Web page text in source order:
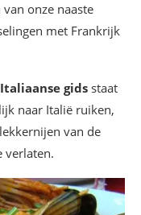
onze naaste
met Frankrijk
gidsstaat
naar Italië ruiken,
van de
verlaten.